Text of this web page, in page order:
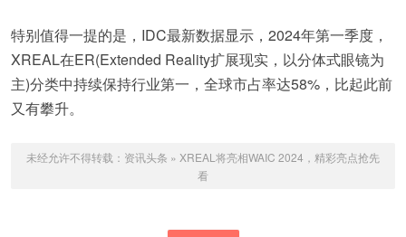
特别值得一提的是，IDC最新数据显示，2024年第一季度，
XREAL在ER(Extended Reality扩展现实，以分体式眼镜为
主)分类中持续保持行业第一，全球市占率达58%，比起此前
又有攀升。
未经允许不得转载： 资讯头条 » XREAL将亮相WAIC 2024，精彩亮点抢先
看